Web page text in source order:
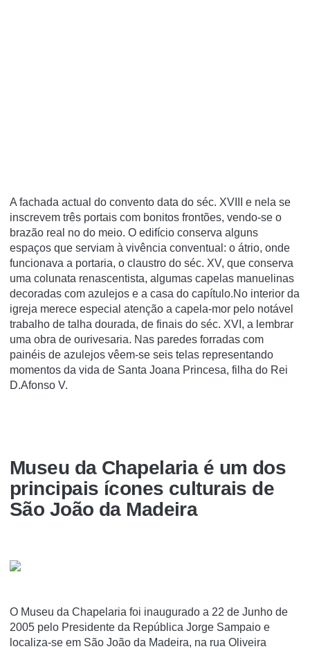
A fachada actual do convento data do séc. XVIII e nela se
inscrevem três portais com bonitos frontões, vendo-se o
brazão real no do meio. O edifício conserva alguns
espaços que serviam à vivência conventual: o átrio, onde
funcionava a portaria, o claustro do séc. XV, que conserva
uma colunata renascentista, algumas capelas manuelinas
decoradas com azulejos e a casa do capítulo.No interior da
igreja merece especial atenção a capela-mor pelo notável
trabalho de talha dourada, de finais do séc. XVI, a lembrar
uma obra de ourivesaria. Nas paredes forradas com
painéis de azulejos vêem-se seis telas representando
momentos da vida de Santa Joana Princesa, filha do Rei
D.Afonso V.
Museu da Chapelaria é um dos
principais í­cones culturais de
São João da Madeira
O Museu da Chapelaria foi inaugurado a 22 de Junho de
2005 pelo Presidente da República Jorge Sampaio e
localiza-se em São João da Madeira, na rua Oliveira